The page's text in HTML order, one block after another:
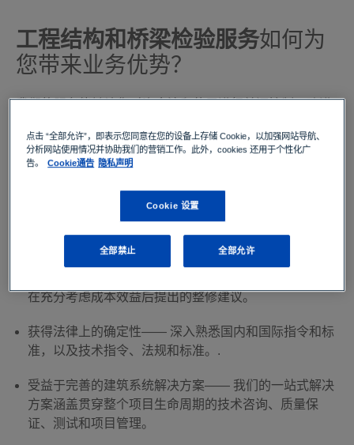
工程结构和桥梁检验服务如何为
您带来业务优势？
我们的服务能够让您对资金流和使用进行单源控制，改进
并在预算内完成项目，保持道路使用者的安全，防止您的
组织受到业务、财务和法律风险。
项目交付时间—— 统一归口管理，我们的跨学科支持和
项目管理咨询服务保证项目的按期交付。
在充分考虑成本效益后提出的整修建议。
获得法律上的确定性—— 深入熟悉国内和国际指令和标
准，以及技术指令、法规和标准。.
受益于完善的建筑系统解决方案—— 我们的一站式解决
方案涵盖贯穿整个项目生命周期的技术咨询、质量保
证、测试和项目管理。
点击 “全部允许”，即表示您同意在您的设备上存储 Cookie，以加强网站导航、
分析网站使用情况并协助我们的营销工作。此外，cookies 还用于个性化广
告。
Cookie通告 隐私声明
Cookie 设置
全部禁止 全部允许